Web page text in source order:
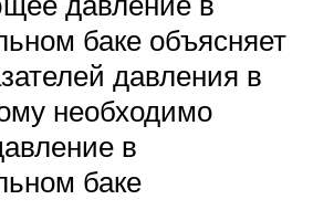
баке объясняет
давления в
необходимо
в
баке